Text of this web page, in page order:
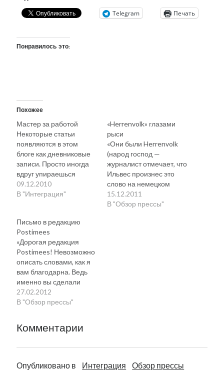
Telegram Печать
Понравилось это:
Похожее
Мастер за работой
Некоторые статьи
появляются в этом
блоге как дневниковые
записи. Просто иногда
вдруг упираешься
в информацию, которую
надо бы зафиксировать,
время, по меньшей
мере, глупо. Это
я к тому, что интервью,
данное президентом
Ильвесом
радиостанции National
Public Radio господину
Дэвиду Грину стоит того,
чтобы его запомнить
президент снова
приедет в Ида-Вирумаа.
09.12.2010
В "Интеграция"
«Herrenvolk» глазами
рыси
«Они были Herrenvolk
(народ господ —
журналист отмечает, что
Ильвес произнес это
слово на немецком
языке, хотя интервью
велось на английском) в
15.12.2011
В "Обзор прессы"
Письмо в редакцию
Postimees
«Дорогая редакция
Postimees! Невозможно
описать словами, как я
вам благодарна. Ведь
именно вы сделали
меня на двадцать евро
богаче, причем лично
моё огромное и в чем-то
в минувшую субботу,
где-то в шесть утра,
27.02.2012
В "Обзор прессы"
Комментарии
Опубликовано в Интеграция Обзор прессы